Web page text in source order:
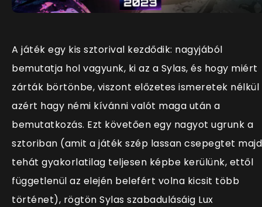
A játék egy kis sztorival kezdődik: nagyjából
bemutatja hol vagyunk, ki az a Sylas, és hogy miért
zárták börtönbe, viszont előzetes ismeretek nélkül
azért hagy némi kívánni valót maga után a
bemutatkozás. Ezt követően egy nagyot ugrunk a
sztoriban (amit a játék szép lassan csepegtet
tehát gyakorlatilag teljesen képbe kerülünk, ettől
függetlenül az elején belefért volna kicsit több
történet), rögtön Sylas szabadulásáig Lux